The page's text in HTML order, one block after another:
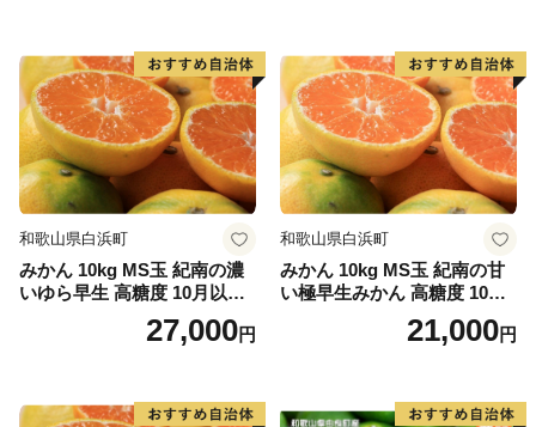
和歌山県白浜町
みかん 10kg MS玉 紀南の濃
いゆら早生 高糖度 10月以降
発送 マルチ被覆栽培27,000円
和歌山県白浜町
みかん 10kg MS玉 紀南の甘
い極早生みかん 高糖度 10月
以降発送 マルチ被覆栽培
21,000円